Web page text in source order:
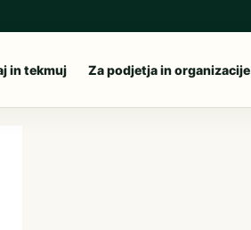
in tekmuj Za podjetja in organizacije